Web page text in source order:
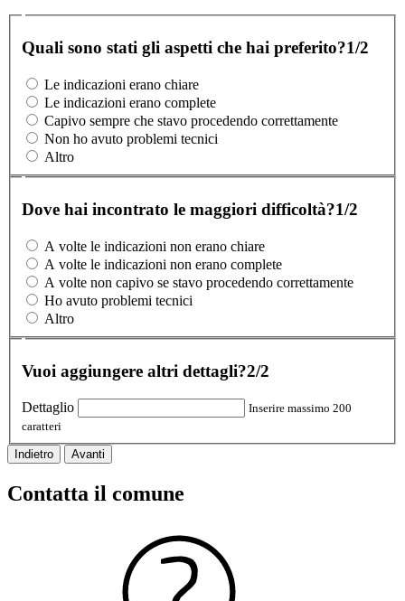
Quali sono stati gli aspetti che hai preferito?1/2
Le indicazioni erano chiare
Le indicazioni erano complete
Capivo sempre che stavo procedendo correttamente
Non ho avuto problemi tecnici
Altro
Dove hai incontrato le maggiori difficoltà?1/2
A volte le indicazioni non erano chiare
A volte le indicazioni non erano complete
A volte non capivo se stavo procedendo correttamente
Ho avuto problemi tecnici
Altro
Vuoi aggiungere altri dettagli?2/2
Dettaglio
Inserire massimo 200
caratteri
Indietro Avanti
Contatta il comune